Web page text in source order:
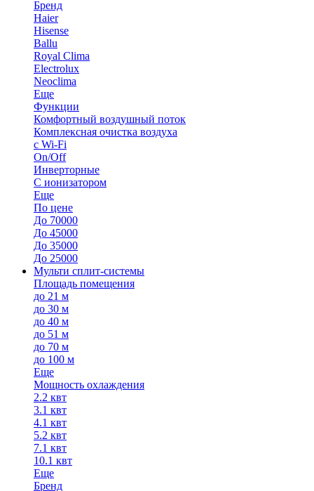
Бренд
Haier
Hisense
Ballu
Royal Clima
Electrolux
Neoclima
Еще
Функции
Комфортный воздушный поток
Комплексная очистка воздуха
с Wi-Fi
On/Off
Инверторные
С ионизатором
Еще
По цене
До 70000
До 45000
До 35000
До 25000
Мульти сплит-системы
Площадь помещения
до 21 м
до 30 м
до 40 м
до 51 м
до 70 м
до 100 м
Еще
Мощность охлаждения
2.2 квт
3.1 квт
4.1 квт
5.2 квт
7.1 квт
10.1 квт
Еще
Бренд